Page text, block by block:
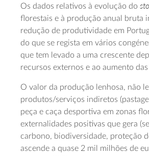
Os dados relativos à evolução do
florestais e à produção anual bruta
redução de produtividade em
do que se regista em vários
que tem levado a uma crescente
recursos externos e ao aumento
O valor da produção lenhosa, não
produtos/serviços indiretos
peça e caça desportiva em zonas
externalidades positivas que gera
carbono, biodiversidade, proteção
ascende a quase 2 mil milhões de